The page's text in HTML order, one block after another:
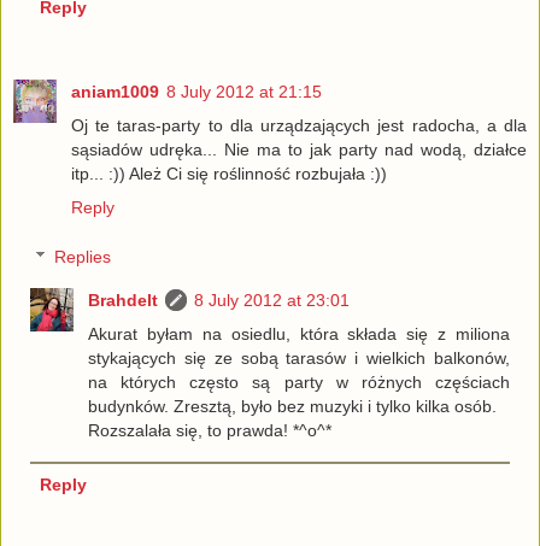
Reply
aniam1009 8 July 2012 at 21:15
Oj te taras-party to dla urządzających jest radocha, a dla
sąsiadów udręka... Nie ma to jak party nad wodą, działce
itp... :)) Ależ Ci się roślinność rozbujała :))
Reply
Replies
Brahdelt
8 July 2012 at 23:01
Akurat byłam na osiedlu, która składa się z miliona
stykających się ze sobą tarasów i wielkich balkonów,
na których często są party w różnych częściach
budynków. Zresztą, było bez muzyki i tylko kilka osób.
Rozszalała się, to prawda! *^o^*
Reply